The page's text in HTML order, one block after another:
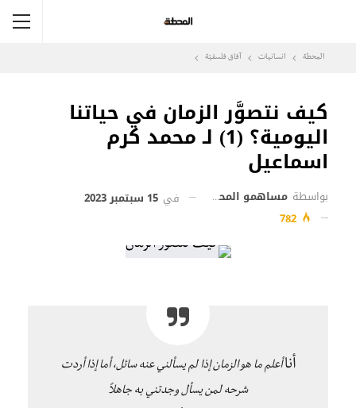
المحطة انسانيات آفاق فلسفيّة‎
كيف نتصوَّر الزمان في حياتنا
اليومية؟ (1) لـ محمد كرم
اسماعيل
بواسطة مساهمو المحطة في 15 سبتمبر 2023
أناأعلم ما هو الزمان إذا لم يسألني عنه سائل، أما إذا أردت
شرحه لمن يسأل وجدتني به جاهلاً